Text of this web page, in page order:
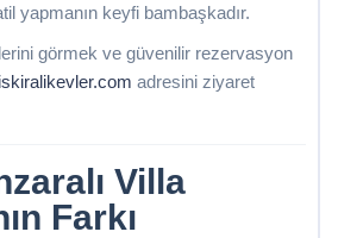
yapmanın keyfi bambaşkadır.
görmek ve güvenilir rezervasyon
adresini ziyaret
Villa
Farkı